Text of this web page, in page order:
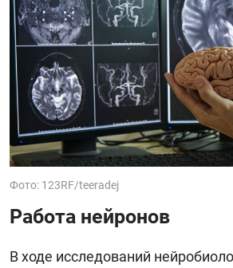
Фото: 123RF/teeradej
Работа нейронов
В ходе исследований